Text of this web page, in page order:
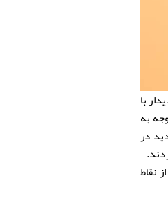
با
به
در
نقاط